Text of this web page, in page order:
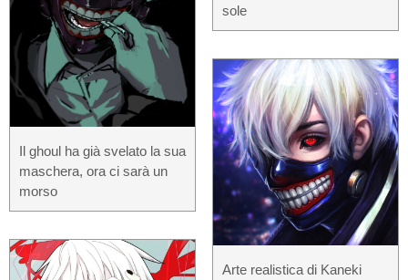
Il ghoul ha già svelato la sua
maschera, ora ci sarà un
morso
sole
Arte realistica di Kaneki